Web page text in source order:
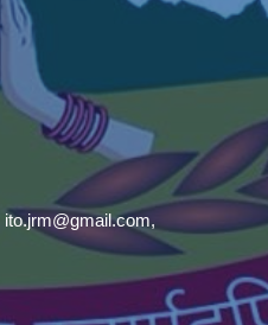
ito.jrm@gmail.com,